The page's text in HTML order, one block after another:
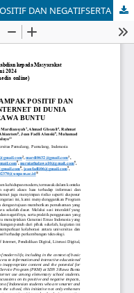
PENGENALAN INTERNET,DAMPAK POSITIF DAN NEGATIFSERTA FUNGSI INTERNET DI DUNIA PENDIDIKANSDN 3 RAWA BUNTU